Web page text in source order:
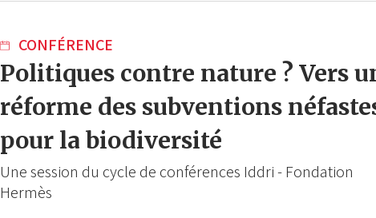
CONFÉRENCE
Politiques contre nature ? Vers
réforme des subventions
pour la biodiversité
Une session du cycle de conférences Iddri - Fondation
Hermès